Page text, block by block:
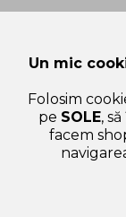
întrebările
comunitate de
Un mic
Folosim
pe SOLE,
facem